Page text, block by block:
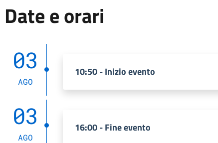
Date e orari
03
AGO
10:50 - Inizio evento
03
AGO
16:00 - Fine evento